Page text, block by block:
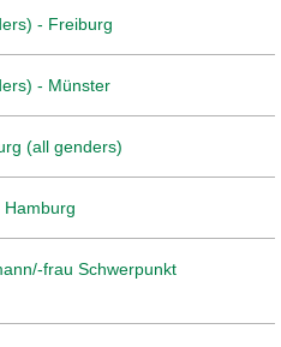
- Freiburg
- Münster
(all genders)
frau Schwerpunkt